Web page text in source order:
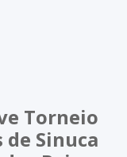
Torneio
de Sinuca